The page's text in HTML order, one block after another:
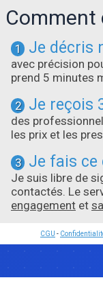
Comment
1 Je décris
avec précision
prend 5 minutes
2 Je reçois
des
les prix et les
3 Je fais ce
Je suis libre de
contactés. Le
engagement et
CGU -